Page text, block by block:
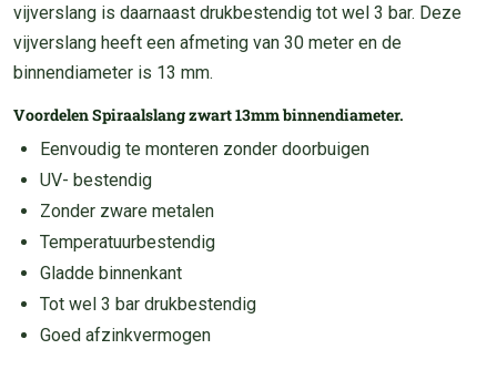
vijverslang is daarnaast drukbestendig tot wel 3 bar. Deze
vijverslang heeft een afmeting van 30 meter en de
binnendiameter is 13 mm.
Voordelen Spiraalslang zwart 13mm binnendiameter.
Eenvoudig te monteren zonder doorbuigen
UV- bestendig
Zonder zware metalen
Temperatuurbestendig
Gladde binnenkant
Tot wel 3 bar drukbestendig
Goed afzinkvermogen